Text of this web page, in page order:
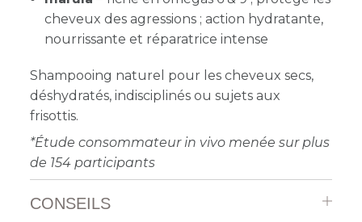
cheveux des agressions ; action hydratante,
nourrissante et réparatrice intense
Shampooing naturel pour les cheveux secs,
déshydratés, indisciplinés ou sujets aux
frisottis.
*Étude consommateur in vivo menée sur plus
de 154 participants
CONSEILS